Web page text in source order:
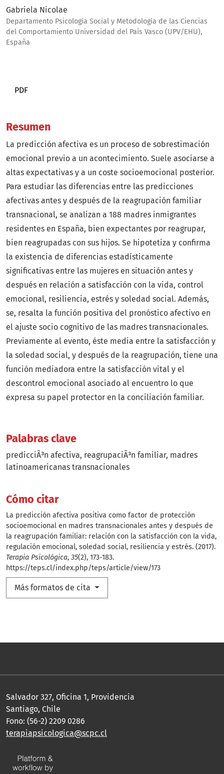
Gabriela Nicolae
Departamento Psicología Social y Metodología de las Ciencias
del Comportamiento Universidad del País Vasco (UPV/EHU),
España
PDF
Palabras clave
predicciÃ³n afectiva reagrupaciÃ³n familiar madres
latinoamericanas transnacionales
Cómo citar
La predicción afectiva positiva como factor de protección
socioemocional en madres transnacionales antes y después de
la reagrupación familiar: relación con la satisfacción con la vida,
regulación emocional, soledad social, resiliencia y estrés. (2017).
Terapia Psicológica, 35(2), 173-183.
https://teps.cl/index.php/teps/article/view/173
Más formatos de cita
Resumen
La predicción afectiva es un proceso de sobrestimación
emocional previo a un acontecimiento. Suele asociarse a
altas expectativas y a un coste socioemocional posterior.
Para estudiar las diferencias entre las predicciones
afectivas antes y después de la reagrupación familiar
transnacional, se analizan a 188 madres inmigrantes
residentes en España, bien expectantes por reagrupar,
bien reagrupadas con sus hijos. Se hipotetiza y confirma
la existencia de diferencias estadísticamente
significativas entre las mujeres en situación antes y
después en relación a satisfacción con la vida, control
emocional, resiliencia, estrés y soledad social. Además,
se, resalta la función positiva del pronóstico afectivo en
el ajuste socio cognitivo de las madres transnacionales.
Previamente al evento, éste media entre la satisfacción y
la soledad social, y después de la reagrupación, tiene una
función mediadora entre la satisfacción vital y el
descontrol emocional asociado al encuentro lo que
expresa su papel protector en la conciliación familiar.
Salvador 327, Oficina 1, Providencia
Santiago, Chile
Fono: (56-2) 2209 0286
terapiapsicologica@scpc.cl